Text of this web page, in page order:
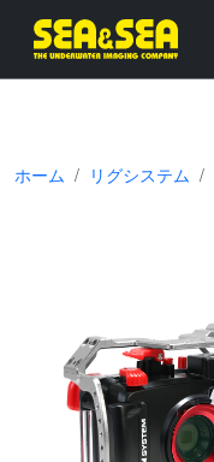
ホーム リグシステム